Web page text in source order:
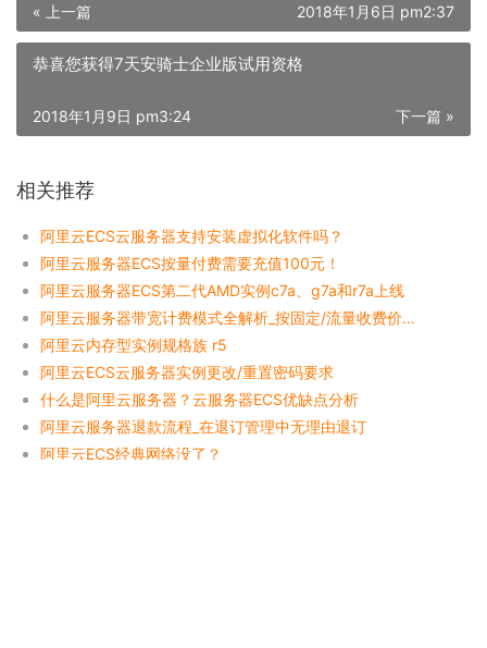
« 上一篇 2018年1月6日 pm2:37
恭喜您获得7天安骑士企业版试用资格
下一篇 »
2018年1月9日 pm3:24
相关推荐
阿里云ECS云服务器支持安装虚拟化软件吗？
阿里云服务器ECS按量付费需要充值100元！
阿里云服务器ECS第二代AMD实例c7a、g7a和r7a上线
阿里云服务器带宽计费模式全解析_按固定/流量收费价格表
阿里云内存型实例规格族 r5
阿里云ECS云服务器实例更改/重置密码要求
什么是阿里云服务器？云服务器ECS优缺点分析
阿里云服务器退款流程_在退订管理中无理由退订
阿里云ECS经典网络没了？